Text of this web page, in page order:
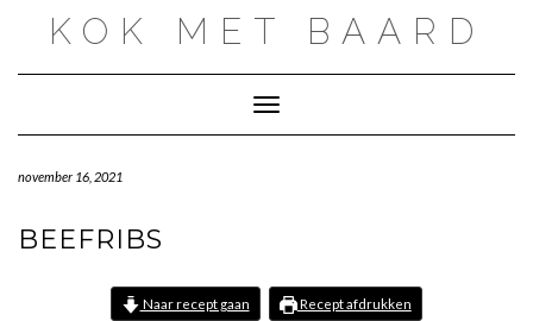
KOK MET BAARD
Toggle navigatie
november 16, 2021
BEEFRIBS
Naar recept gaan Recept afdrukken